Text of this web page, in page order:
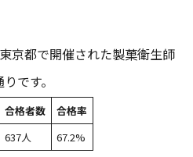
京都で開催された製菓衛生師
です。
合格者数
合格率
637人 67.2%